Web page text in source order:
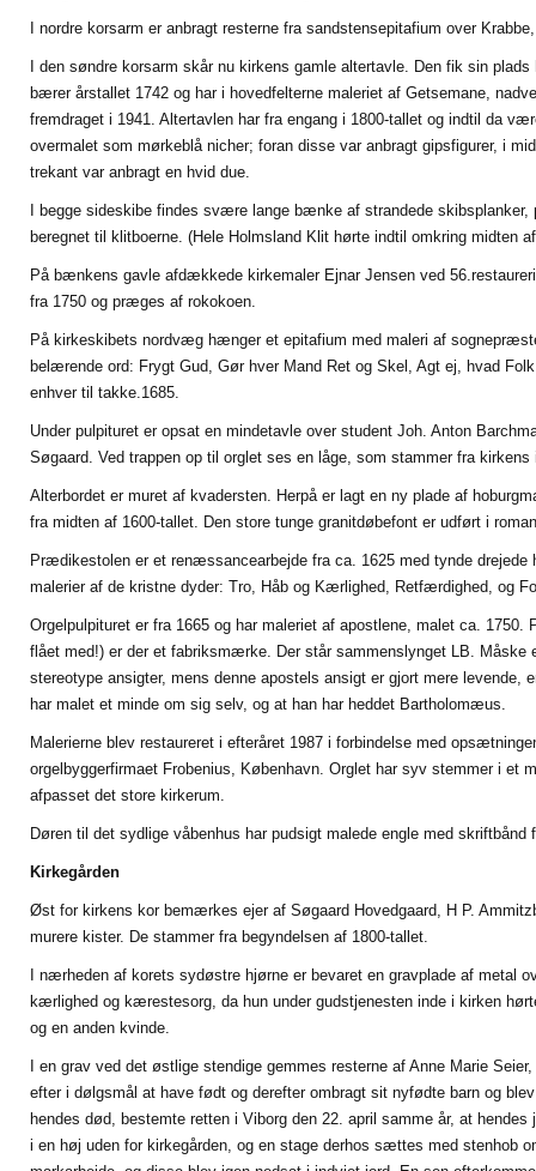
I nordre korsarm er anbragt resterne fra sandstensepitafium over
I den søndre korsarm skår nu kirkens gamle altertavle. Den fik sin
bærer årstallet 1742 og har i hovedfelterne maleriet af Getsemane,
fremdraget i 1941. Altertavlen har fra engang i 1800-tallet og indtil da
overmalet som mørkeblå nicher; foran disse var anbragt gipsfigurer, i
trekant var anbragt en hvid due.
I begge sideskibe findes svære lange bænke af strandede
beregnet til klitboerne. (Hele Holmsland Klit hørte indtil omkring midten
På bænkens gavle afdækkede kirkemaler Ejnar Jensen ved
fra 1750 og præges af rokokoen.
På kirkeskibets nordvæg hænger et epitafium med maleri af
belærende ord: Frygt Gud, Gør hver Mand Ret og Skel, Agt ej, hvad
enhver til takke.1685.
Under pulpituret er opsat en mindetavle over student Joh. Anton
Søgaard. Ved trappen op til orglet ses en låge, som stammer fra
Alterbordet er muret af kvadersten. Herpå er lagt en ny plade af
fra midten af 1600-tallet. Den store tunge granitdøbefont er udført i
Prædikestolen er et renæssancearbejde fra ca. 1625 med tynde
malerier af de kristne dyder: Tro, Håb og Kærlighed, Retfærdighed, og
Orgelpulpituret er fra 1665 og har maleriet af apostlene, malet ca.
flået med!) er der et fabriksmærke. Der står sammenslynget LB. Måske
stereotype ansigter, mens denne apostels ansigt er gjort mere levende,
har malet et minde om sig selv, og at han har heddet Bartholomæus.
Malerierne blev restaureret i efteråret 1987 i forbindelse med
orgelbyggerfirmaet Frobenius, København. Orglet har syv stemmer i et
afpasset det store kirkerum.
Døren til det sydlige våbenhus har pudsigt malede engle med skriftbånd
Kirkegården
Øst for kirkens kor bemærkes ejer af Søgaard Hovedgaard, H P.
murere kister. De stammer fra begyndelsen af 1800-tallet.
I nærheden af korets sydøstre hjørne er bevaret en gravplade af metal
kærlighed og kærestesorg, da hun under gudstjenesten inde i kirken
og en anden kvinde.
I en grav ved det østlige stendige gemmes resterne af Anne Marie
efter i dølgsmål at have født og derefter ombragt sit nyfødte barn og
hendes død, bestemte retten i Viborg den 22. april samme år, at
i en høj uden for kirkegården, og en stage derhos sættes med stenhob